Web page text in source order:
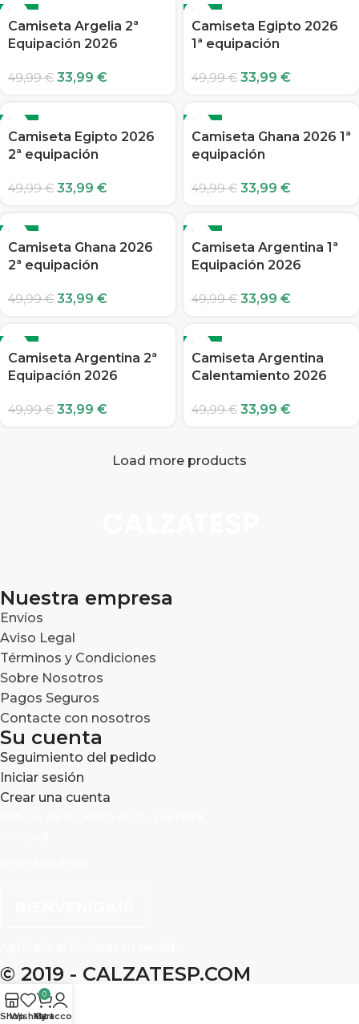
-32%
Camiseta Argelia 2ª
Equipación 2026
49,99€ 33,99 €
-32%
Camiseta Egipto 2026
1ª equipación
49,99€ 33,99 €
-32%
Camiseta Egipto 2026
2ª equipación
49,99€ 33,99 €
-32%
Camiseta Ghana 2026 1ª
equipación
49,99€ 33,99 €
-32%
Camiseta Ghana 2026
2ª equipación
49,99€ 33,99 €
-32%
Camiseta Argentina 1ª
Equipación 2026
49,99€ 33,99 €
-32%
Camiseta Argentina 2ª
Equipación 2026
49,99€ 33,99 €
-32%
Camiseta Argentina
Calentamiento 2026
49,99€ 33,99 €
Load more products
Nuestra empresa
Envíos
Aviso Legal
Términos y Condiciones
Sobre Nosotros
Pagos Seguros
Contacte con nosotros
Su cuenta
Seguimiento del pedido
Iniciar sesión
Crear una cuenta
© 2019 - CALZATESP.COM
Shop
Wishlist
0
Cart
My account